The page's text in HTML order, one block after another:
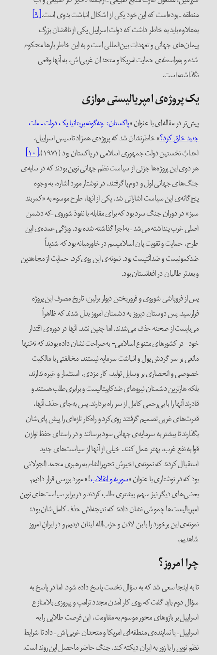
منطقه – بوده‌است که این خود یکی از اشکال انباشت بدوی است.[۹]
به‌علاوه باید به خاطر داشت که دولت اسراییل یکی از ناقضان بزرگ
پیمان‌های جهانی و تعهدات بین‌المللی است و به این خاطر بارها محکوم
شده و به‌واسطه‌ی حمایت امریکا و متحدان غربی‌اش، به آنها وقعی
نگذاشته است.
یک پروژه‌ی امپریالیستی موازی
پیش‌تر در مقاله‌ای با عنوان «پاکستان: چه‌گونه بریتانیا یک دولت – ملت
جدید خلق کرد؟» خاطرنشان شد که پروژه‌ی همزاد تاسیس اسراییل،
احداثِ نخستین دولت جمهوری اسلامی در پاکستان بود (۱۹۷۱).
[۱۰]
هر دوی این پروژه‌ها جزئی از سیاست‌ نظم جهانی نوین بودند که در سایه‌ی
جنگ‌های جهانی اول و دوم پا‌گرفتند. در نوشتار مورد اشاره، به وجوه
پنج‌گانه‌ی این سیاست اشاراتی شد. یکی از آنها، طرح موسوم به «کمربند
سبز» در دوران جنگ سرد بود که برای مقابله با نفوذ شوروی –که دشمن
اصلی غرب پنداشته می‌شد – به‌اجرا گذاشته شده بود. ویژگی عمده‌ی این
طرح، حمایت و تقویت پان اسلامیسم در خاورمیانه بود که شدیداً
ضدکمونیست و ضدآتئیست بود. نمونه‌ی این روی‌کرد، حمایت از مجاهدین
و بعدتر طالبان در افغانستان بود.
پس از فروپاشی شوروی و فروریختن دیوار برلین، تاریخ مصرف این پروژه
فرارسید. پس دوستان دیروز به دشمنان امروز بدل شدند که ظاهراً
می‌بایست از صحنه حذف ‌می‌شدند. اما چنین نشد. آنها در دوره‌ی اقتدار
خود – در کشورهای متنوع اسلامی- به‌صراحت نشان داده بودند که نه‌تنها
مانعی بر سر گردش پول و انباشت سرمایه نیستند، مخالفتی با مالکیت
خصوصی و انحصاری بر وسایل تولید، کار مزدی، استثمار و غیره ندارند،
بلکه هارترین دشمنان نیروهای ضدکاپیتالیست و برابری‌طلب هستند و
قادرند آنها را با بی‌رحمی کامل از سر راه بردارند. پس به‌جای حذف آنها،
قدرت‌های غربی تصمیم گرفتند روی‌کرد و راه‌کار تازه‌ای را پیش‌ پای‌شان
بگذارند تا بیشتر به سرمایه‌ی جهانی سود برسانند و در راستای حفظ توازن
قوا به نفع غرب، بهتر عمل کنند. خیلی از آنها از سیاست‌های جدید
استقبال کردند که نمونه‌ی اخیرش تحریرالشام به رهبری محمد الجولانی
بود که در نوشتاری با عنوان «سوریه و انقلاب!» مورد بررسی قرار دادیم.
بعضی‌های دیگر نیز سهم بیشتری طلب کردند و در برابر سیاست‌های نوین
امپریالیست‌ها چموشی نشان دادند که نتیجه‌‌اش حذف کامل‌شان بود؛
نمونه‌ی این برخورد را با بن لادن و حزب‌الله لبنان دیدیم و در ایرانِ امروز
شاهدیم.
چرا امروز؟
تا به اینجا سعی شد که به سؤال نخست پاسخ داده شود. اما در پاسخ به
سؤال دوم باید گفت که روی کار آمدن مجدد ترامپ و پیروزی بلامنازع
اسراییل بر بازوهای محور موسوم به مقاومت، این فرصت طلایی را به
اسراییل – یا نماینده‌ی منطقه‌ای امریکا و متحدان غربی‌اش – داد تا شرایط
نظم نوین را با زور به ایران دیکته کند. جنگ حاضر ماحصل این روند است.